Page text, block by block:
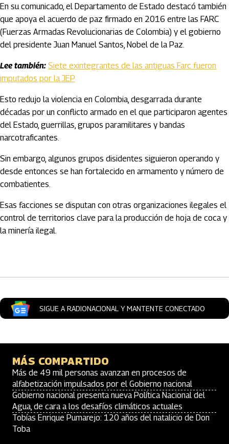
En su comunicado, el Departamento de Estado destacó también
que apoya el acuerdo de paz firmado en 2016 entre las FARC
(Fuerzas Armadas Revolucionarias de Colombia) y el gobierno
del presidente Juan Manuel Santos, Nobel de la Paz.
Lee también: Siete exintegrantes de las antiguas Farc fueron
imputados por la JEP
Esto redujo la violencia en Colombia, desgarrada durante
décadas por un conflicto armado en el que participaron agentes
del Estado, guerrillas, grupos paramilitares y bandas
narcotraficantes.
Sin embargo, algunos grupos disidentes siguieron operando y
desde entonces se han fortalecido en armamento y número de
combatientes.
Esas facciones se disputan con otras organizaciones ilegales el
control de territorios clave para la producción de hoja de coca y
la minería ilegal.
SIGUE A RADIONACIONAL Y MANTENTE CONECTADO
MÁS COMPARTIDO
Más de 49 mil personas avanzan en procesos de
alfabetización impulsados por el Gobierno nacional
Gobierno nacional presenta nueva Política Nacional del
Agua, de cara a los desafíos climáticos actuales
Tobías Enrique Pumarejo: 120 años del natalicio de Don
Toba